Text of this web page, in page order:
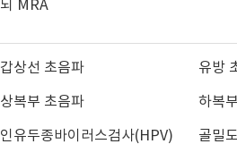
뇌 MRA
갑상선 초음파 유방
상복부 초음파 하복
인유두종바이러스검사(HPV) 골밀